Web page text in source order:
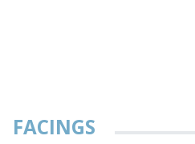
FACINGS